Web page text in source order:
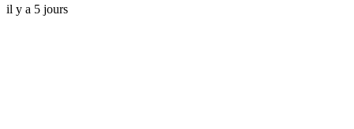
il y a 5 jours